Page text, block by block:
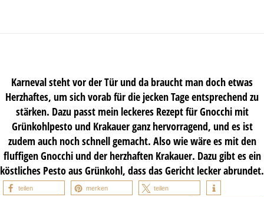
Karneval steht vor der Tür und da braucht man doch etwas
Herzhaftes, um sich vorab für die jecken Tage entsprechend zu
stärken. Dazu passt mein leckeres Rezept für Gnocchi mit
Grünkohlpesto und Krakauer ganz hervorragend, und es ist
zudem auch noch schnell gemacht. Also wie wäre es mit den
fluffigen Gnocchi und der herzhaften Krakauer. Dazu gibt es ein
köstliches Pesto aus Grünkohl, dass das Gericht lecker abrundet.
teilen merken teilen